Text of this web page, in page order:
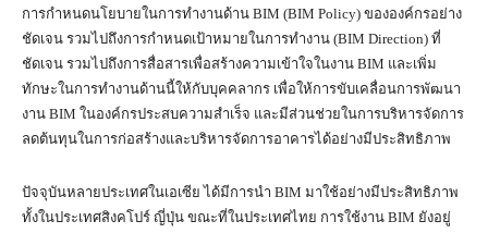
การกำหนดนโยบายในการทำงานด้าน BIM (BIM Policy) ขององค์กรอย่าง
ชัดเจน รวมไปถึงการกำหนดเป้าหมายในการทำงาน (BIM Direction) ที่
ชัดเจน รวมไปถึงการสื่อสารเพื่อสร้างความเข้าใจในงาน BIM และเพิ่ม
ทักษะในการทำงานด้านนี้ให้กับบุคคลากร เพื่อให้การขับเคลื่อนการพัฒนา
งาน BIM ในองค์กรประสบความสำเร็จ และมีส่วนช่วยในการบริหารจัดการ
ลดต้นทุนในการก่อสร้างและบริหารจัดการอาคารได้อย่างมีประสิทธิภาพ
ปัจจุบันหลายประเทศในเอเซีย ได้มีการนำ BIM มาใช้อย่างมีประสิทธิภาพ
ทั้งในประเทศสิงคโปร์ ญี่ปุ่น ขณะที่ในประเทศไทย การใช้งาน BIM ยังอยู่